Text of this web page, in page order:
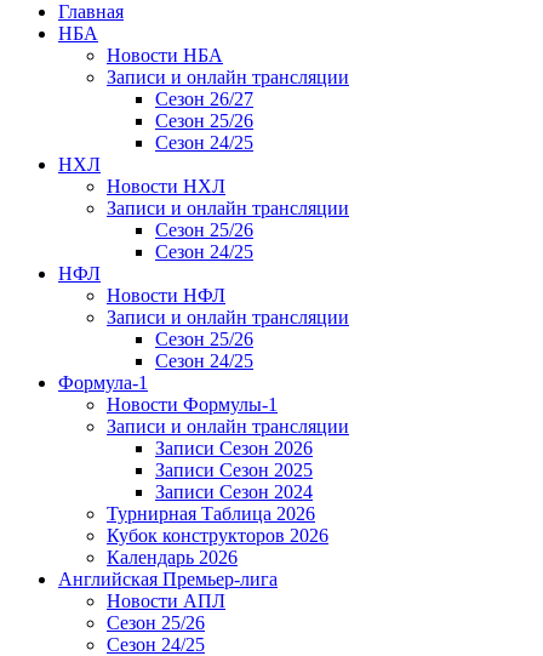
Главная
НБА
Новости НБА
Записи и онлайн трансляции
Сезон 26/27
Сезон 25/26
Сезон 24/25
НХЛ
Новости НХЛ
Записи и онлайн трансляции
Сезон 25/26
Сезон 24/25
НФЛ
Новости НФЛ
Записи и онлайн трансляции
Сезон 25/26
Сезон 24/25
Формула-1
Новости Формулы-1
Записи и онлайн трансляции
Записи Сезон 2026
Записи Сезон 2025
Записи Сезон 2024
Турнирная Таблица 2026
Кубок конструкторов 2026
Календарь 2026
Английская Премьер-лига
Новости АПЛ
Сезон 25/26
Сезон 24/25